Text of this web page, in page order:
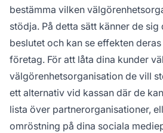
bestämma vilken
stödja. På detta sätt känner de
beslutet och kan se effekten
företag. För att låta dina kunder
välgörenhetsorganisation de vill
ett alternativ vid kassan där de
lista över partnerorganisationer,
omröstning på dina sociala